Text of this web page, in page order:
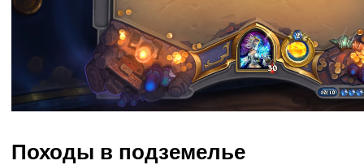
Походы в подземелье